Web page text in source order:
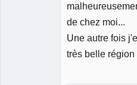
de chez moi...
Une autre fois
très belle région